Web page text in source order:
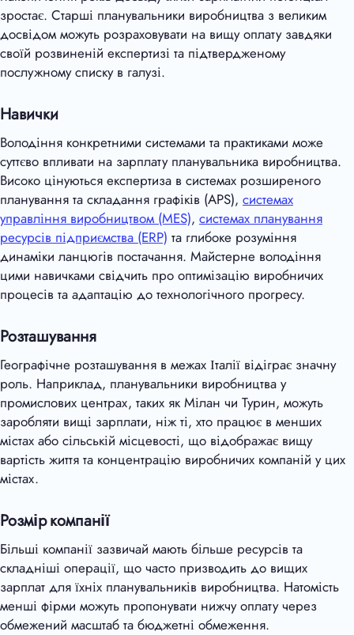
зростає. Старші планувальники виробництва з великим
досвідом можуть розраховувати на вищу оплату завдяки
своїй розвиненій експертизі та підтвердженому
послужному списку в галузі.
Навички
Володіння конкретними системами та практиками може
суттєво впливати на зарплату планувальника виробництва.
Високо цінуються експертиза в системах розширеного
планування та складання графіків (APS), системах
управління виробництвом (MES), системах планування
ресурсів підприємства (ERP) та глибоке розуміння
динаміки ланцюгів постачання. Майстерне володіння
цими навичками свідчить про оптимізацію виробничих
процесів та адаптацію до технологічного прогресу.
Розташування
Географічне розташування в межах Італії відіграє значну
роль. Наприклад, планувальники виробництва у
промислових центрах, таких як Мілан чи Турин, можуть
заробляти вищі зарплати, ніж ті, хто працює в менших
містах або сільській місцевості, що відображає вищу
вартість життя та концентрацію виробничих компаній у цих
містах.
Розмір компанії
Більші компанії зазвичай мають більше ресурсів та
складніші операції, що часто призводить до вищих
зарплат для їхніх планувальників виробництва. Натомість
менші фірми можуть пропонувати нижчу оплату через
обмежений масштаб та бюджетні обмеження.